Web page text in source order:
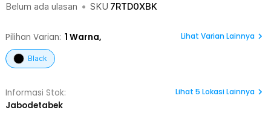
Belum ada ulasan • SKU 7RTD0XBK
Pilihan Varian: 1 Warna, Lihat Varian Lainnya
Black
Informasi Stok:
Jabodetabek
Lihat 5 Lokasi Lainnya